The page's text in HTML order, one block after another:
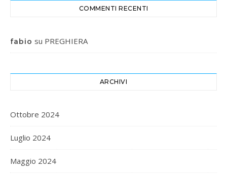
COMMENTI RECENTI
fabio su PREGHIERA
ARCHIVI
Ottobre 2024
Luglio 2024
Maggio 2024